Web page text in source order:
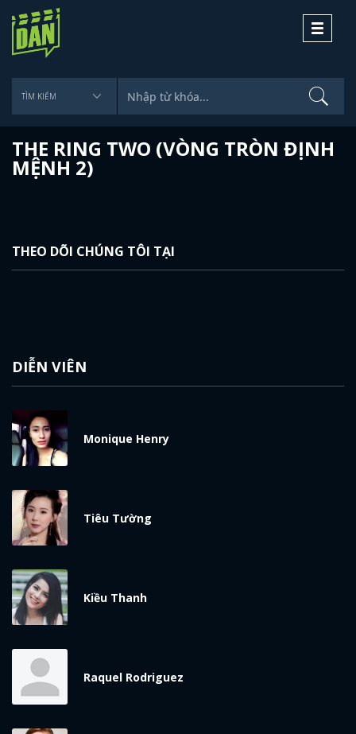
Toggle
THE RING TWO (VÒNG TRÒN ĐỊNH
MỆNH 2)
THEO DÕI CHÚNG TÔI TẠI
DIỄN VIÊN
Monique Henry
Tiêu Tường
Kiều Thanh
Raquel Rodriguez